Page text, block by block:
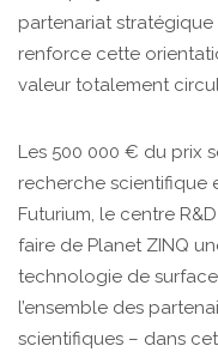
partenariat
renforce cette
valeur totalement
Les 500 000 € du prix
recherche scientifique
Futurium, le centre
faire de Planet ZINQ
technologie de
l’ensemble des
scientifiques – dans